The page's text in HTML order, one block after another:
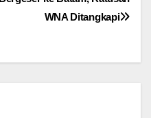
WNA Ditangkapi